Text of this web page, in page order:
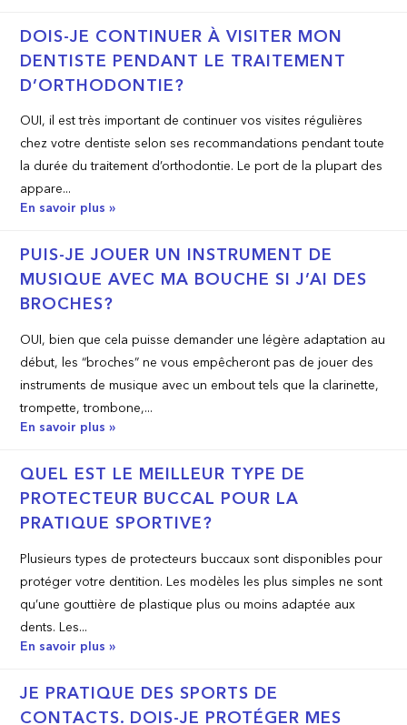
DOIS-JE CONTINUER À VISITER MON
DENTISTE PENDANT LE TRAITEMENT
D’ORTHODONTIE?
OUI, il est très important de continuer vos visites régulières
chez votre dentiste selon ses recommandations pendant toute
la durée du traitement d’orthodontie. Le port de la plupart des
appare...
En savoir plus »
PUIS-JE JOUER UN INSTRUMENT DE
MUSIQUE AVEC MA BOUCHE SI J’AI DES
BROCHES?
OUI, bien que cela puisse demander une légère adaptation au
début, les “broches” ne vous empêcheront pas de jouer des
instruments de musique avec un embout tels que la clarinette,
trompette, trombone,...
En savoir plus »
QUEL EST LE MEILLEUR TYPE DE
PROTECTEUR BUCCAL POUR LA
PRATIQUE SPORTIVE?
Plusieurs types de protecteurs buccaux sont disponibles pour
protéger votre dentition. Les modèles les plus simples ne sont
qu’une gouttière de plastique plus ou moins adaptée aux
dents. Les...
En savoir plus »
JE PRATIQUE DES SPORTS DE
CONTACTS. DOIS-JE PROTÉGER MES